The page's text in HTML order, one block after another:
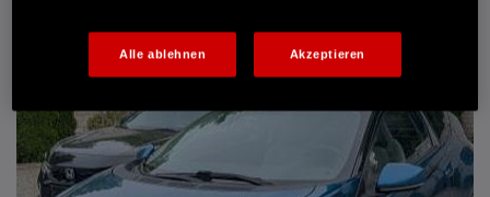
Alle ablehnen Akzeptieren